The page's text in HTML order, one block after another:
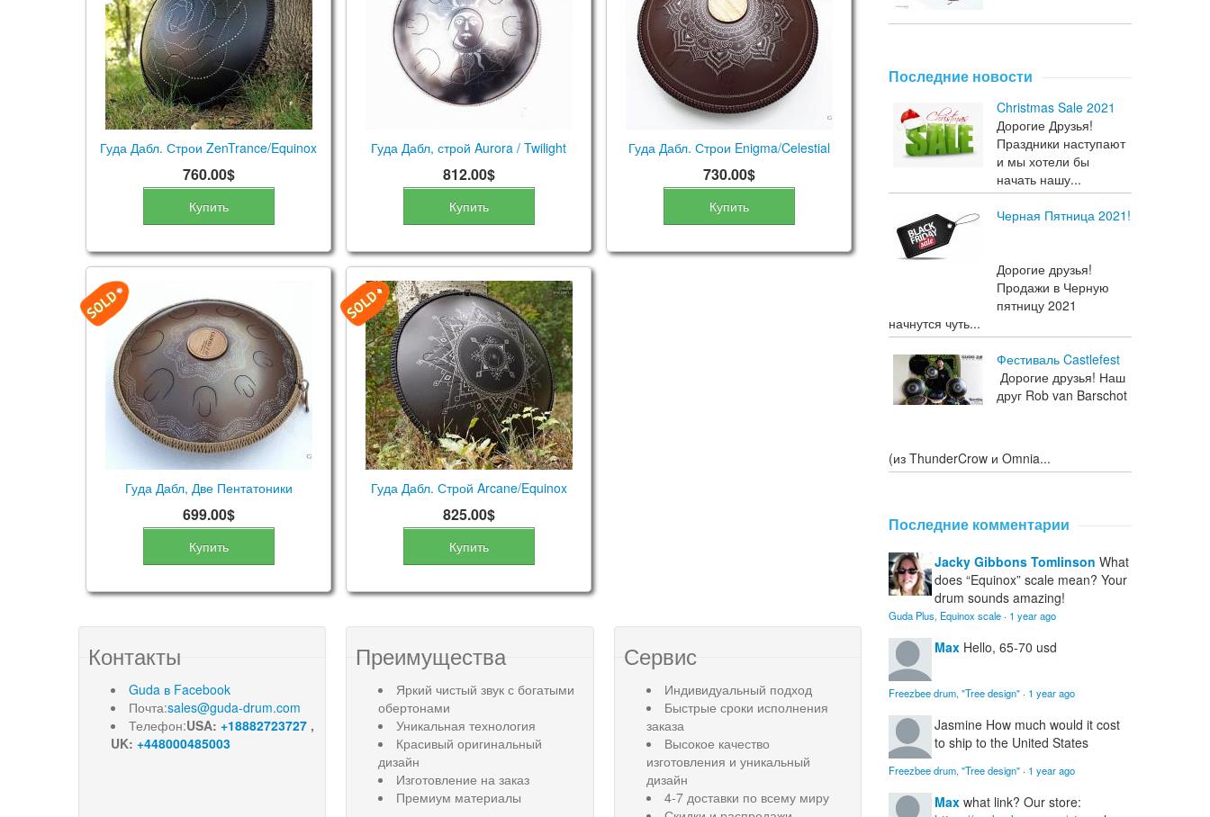
Гуда Дабл. Строи ZenTrance/Equinox
760.00$
Купить
Гуда Дабл, строй Aurora / Twilight
812.00$
Купить
Гуда Дабл. Строи Enigma/Celestial
730.00$
Купить
Гуда Дабл, Две Пентатоники
699.00$
Купить
Гуда Дабл. Строй Arcane/Equinox
825.00$
Купить
Контакты
Guda в Facebook
Почта:sales@guda-drum.com
Телефон:USA: +18882723727 ,
UK: +448000485003
Преимущества
Яркий чистый звук с богатыми
обертонами
Уникальная технология
Красивый оригинальный
дизайн
Изготовление на заказ
Премиум материалы
Сервис
Индивидуальный подход
Быстрые сроки исполнения
заказа
Высокое качество
изготовления и уникальный
дизайн
4-7 доставки по всему миру
Последние новости
Christmas Sale 2021
Дорогие Друзья!
Праздники наступают
и мы хотели бы
начать нашу...
Черная Пятница 2021!
Дорогие друзья!
Продажи в Черную
пятницу 2021
начнутся чуть...
Фестиваль Castlefest
Дорогие друзья! Наш
друг Rob van Barschot
(из ThunderCrow и Omnia...
Последние комментарии
Jacky Gibbons Tomlinson What
does “Equinox” scale mean? Your
drum sounds amazing!
Guda Plus, Equinox scale · 1 year ago
Max Hello, 65-70 usd
Freezbee drum, "Tree design" · 1 year ago
Jasmine How much would it cost
to ship to the United States
Freezbee drum, "Tree design" · 1 year ago
Max what link? Our store: